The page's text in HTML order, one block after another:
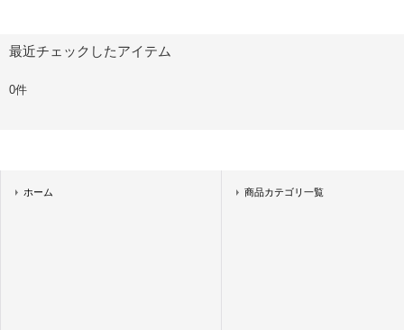
最近チェックしたアイテム
0件
ホーム 商品カテゴリ一覧